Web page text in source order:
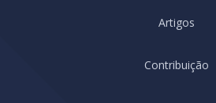
Artigos
Contribuição